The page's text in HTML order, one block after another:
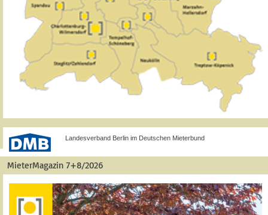
Landesverband Berlin im Deutschen Mieterbund
MieterMagazin 7+8/2026